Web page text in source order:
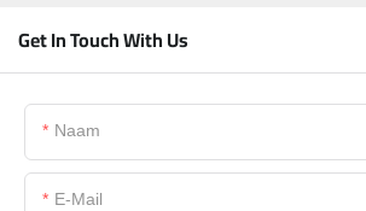
Get In Touch With Us
Naam
E-Mail